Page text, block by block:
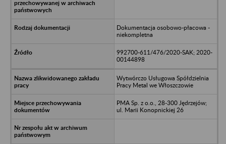
Dokumentacja osobowo-płacowa -
niekompletna
992700-611/476/2020-SAK; 2020-
00144898
Wytwórczo Usługowa Spółdzielnia
Pracy Metal we Włoszczowie
PMA Sp. z o.o., 28-300 Jędrzejów;
ul. Marii Konopnickiej 26